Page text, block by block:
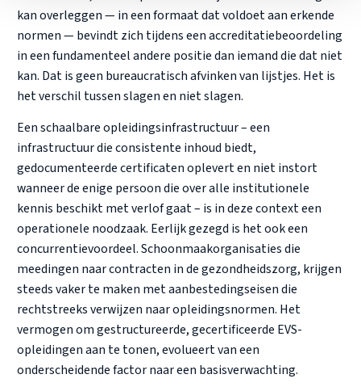
kan overleggen — in een formaat dat voldoet aan erkende
normen — bevindt zich tijdens een accreditatiebeoordeling
in een fundamenteel andere positie dan iemand die dat niet
kan. Dat is geen bureaucratisch afvinken van lijstjes. Het is
het verschil tussen slagen en niet slagen.
Een schaalbare opleidingsinfrastructuur – een
infrastructuur die consistente inhoud biedt,
gedocumenteerde certificaten oplevert en niet instort
wanneer de enige persoon die over alle institutionele
kennis beschikt met verlof gaat – is in deze context een
operationele noodzaak. Eerlijk gezegd is het ook een
concurrentievoordeel. Schoonmaakorganisaties die
meedingen naar contracten in de gezondheidszorg, krijgen
steeds vaker te maken met aanbestedingseisen die
rechtstreeks verwijzen naar opleidingsnormen. Het
vermogen om gestructureerde, gecertificeerde EVS-
opleidingen aan te tonen, evolueert van een
onderscheidende factor naar een basisverwachting.